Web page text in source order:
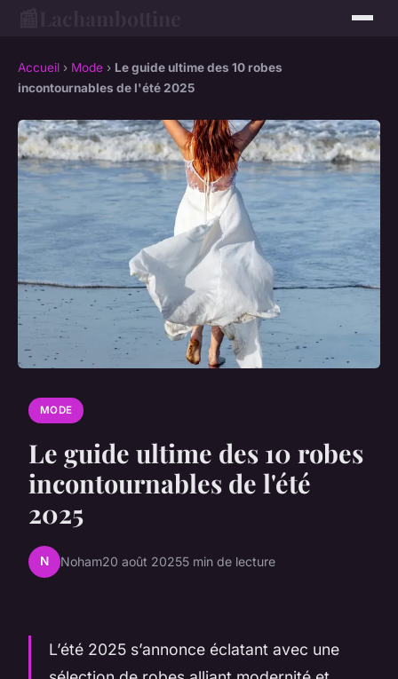
Accueil › Mode › Le guide ultime des 10 robes
incontournables de l'été 2025
MODE
Le guide ultime des 10 robes
incontournables de l'été
2025
N Noham20 août 20255 min de lecture
L’été 2025 s’annonce éclatant avec une